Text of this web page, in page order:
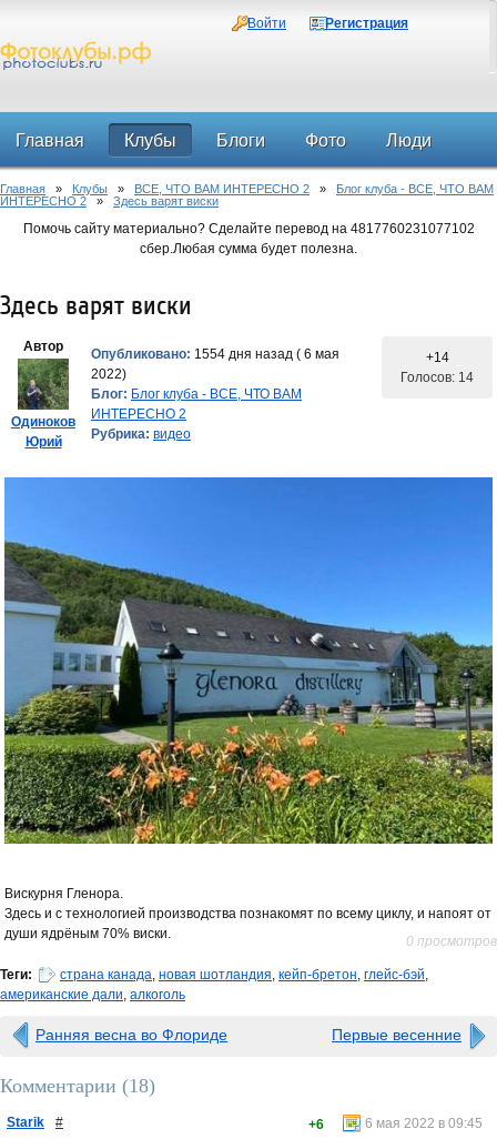
Войти Регистрация
Главная Клубы Блоги Фото Люди
Форум
Главная » Клубы » ВСЕ, ЧТО ВАМ ИНТЕРЕСНО 2 » Блог клуба - ВСЕ, ЧТО ВАМ
ИНТЕРЕСНО 2 » Здесь варят виски
Помочь сайту материально? Сделайте перевод на 4817760231077102
сбер.Любая сумма будет полезна.
Здесь варят виски
Автор
Одиноков
Юрий
Опубликовано: 1554 дня назад ( 6 мая
2022)
Блог: Блог клуба - ВСЕ, ЧТО ВАМ
ИНТЕРЕСНО 2
Рубрика: видео
+14
Голосов: 14
Вискурня Гленора.
Здесь и с технологией производства познакомят по всему циклу, и напоят от
души ядрёным 70% виски.
0 просмотров
Теги: страна канада, новая шотландия, кейп-бретон, глейс-бэй,
американские дали, алкоголь
Ранняя весна во Флориде Первые весенние
Комментарии (18)
Starik # 6 мая 2022 в 09:45
+6